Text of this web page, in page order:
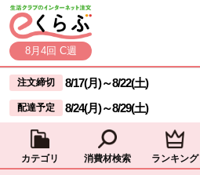
ページの先頭です。
本文へジャンプする。
8月4回 C週
ここからサイト内共通メニューです。
サイト内共通メニューをスキップする
注文締切 8/17(月)～8/22(土)
配達予定 8/24(月)～8/29(土)
カテゴリ 消費材検索 ランキング